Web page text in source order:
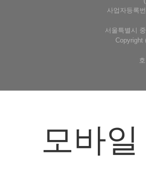
사업자등록
서울특별시
Copyright
모바